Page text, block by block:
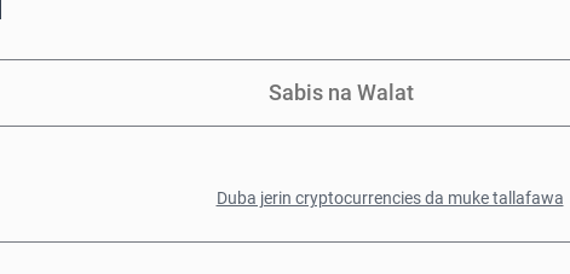
Sabis na Walat
Duba jerin cryptocurrencies da muke tallafawa